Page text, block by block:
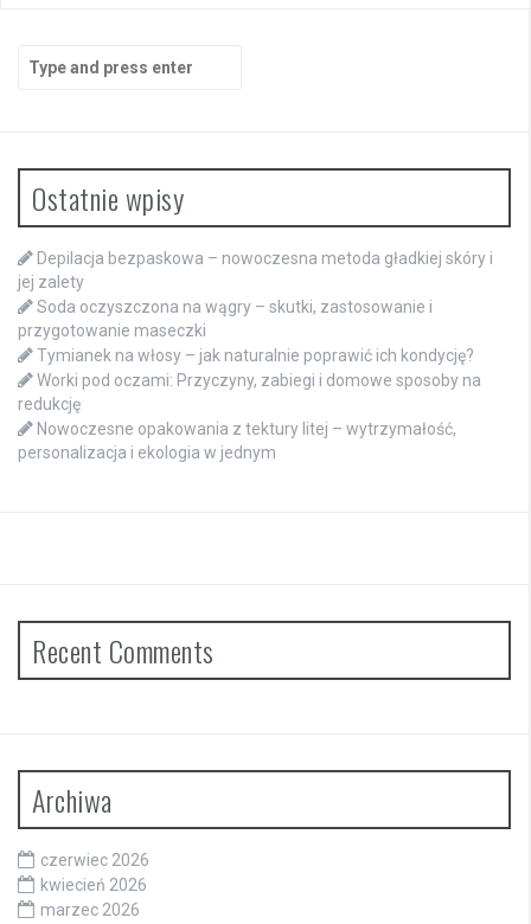
for:
Ostatnie wpisy
Depilacja bezpaskowa – nowoczesna metoda gładkiej skóry i
jej zalety
Soda oczyszczona na wągry – skutki, zastosowanie i
przygotowanie maseczki
Tymianek na włosy – jak naturalnie poprawić ich kondycję?
Worki pod oczami: Przyczyny, zabiegi i domowe sposoby na
redukcję
Nowoczesne opakowania z tektury litej – wytrzymałość,
personalizacja i ekologia w jednym
Recent Comments
Archiwa
czerwiec 2026
kwiecień 2026
marzec 2026